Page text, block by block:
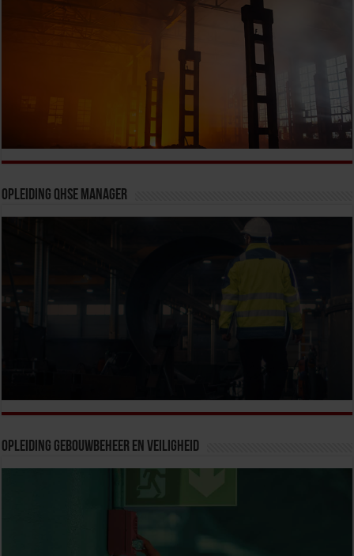
Opleiding QHSE Manager
Opleiding Gebouwbeheer en veiligheid